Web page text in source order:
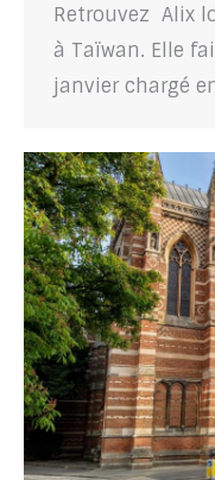
Retrouvez Alix
à Taïwan. Elle
janvier chargé